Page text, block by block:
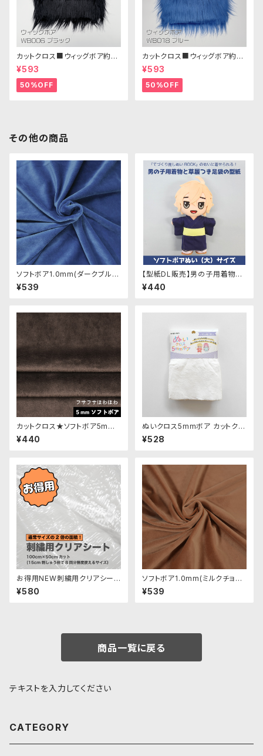
カットクロス■ウィッグボア約8c
m(ブラック)WB006ボア生地 2
5cm × 45cm
¥593
50%OFF
カットクロス■ウィッグボア約8c
m(ブルー)WB018 ボア生地 25
cm × 45cm
¥593
50%OFF
その他の商品
ソフトボア1.0mm(ダークブル
ー) SSB120 ぬいぐるみ用短毛
ボア生地 20cm
¥539
【型紙DL販売】男の子用着物＆
草履つき足袋の型紙：ソフトボア
ぬい(大)サイズ
¥440
カットクロス★ソフトボア5mm
(ダークブラウン)LB029 ボア生
地 50cm × 45cm
¥440
ぬいクロス5mmボア カットクロ
ス（ホワイト）｜清原株式会社
¥528
お得用NEW刺繍用クリアシート
（ぬいぐるみ生地に刺繍する際
に）
¥580
ソフトボア1.0mm(ミルクチョコ)
SSB134 ぬいぐるみ用短毛ボア
生地 20cm
¥539
商品一覧に戻る
テキストを入力してください
CATEGORY